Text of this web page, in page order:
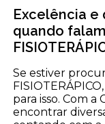
Excelência
quando
Se estiver
para isso. Com a
encontrar